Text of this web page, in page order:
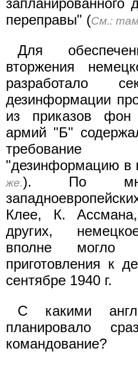
запланированного
переправы" (См.:
Для
вторжения
разработало
дезинформации
из приказов
армий "Б"
требование
"дезинформацию в
же.). По
Клее, К.
других,
вполне могло
приготовления к
сентябре 1940 г.
С какими
планировало
командование?